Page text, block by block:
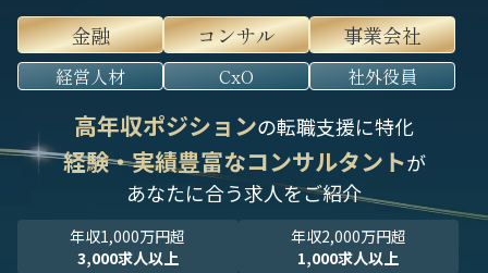
金融
コンサル 事業会社
経営人材 CxO 社外役員
高年収ポジションの転職支援に特化
経験・実績豊富なコンサルタントが
あなたに合う求人をご紹介
年収1,000万円超
3,000求人以上
年収2,000万円超
1,000求人以上